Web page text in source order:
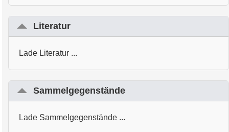
Literatur
Lade Literatur ...
Sammelgegenstände
Lade Sammelgegenstände ...